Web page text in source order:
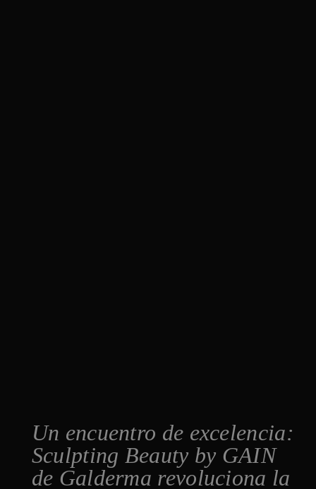
Un encuentro de excelencia:
Sculpting Beauty by GAIN
de Galderma revoluciona la